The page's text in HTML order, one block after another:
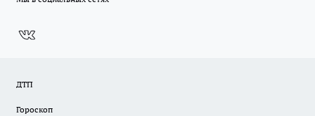
ДТП
Гороскоп